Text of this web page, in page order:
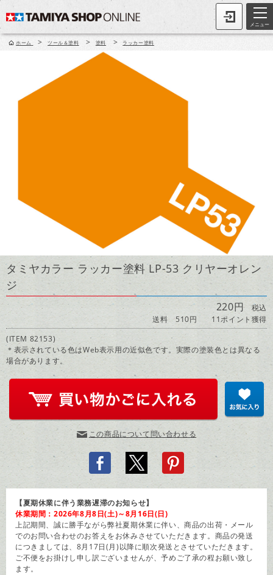
メニュー
ホーム > ツール＆塗料 > 塗料 > ラッカー塗料
タミヤカラー ラッカー塗料 LP-53 クリヤーオレン
ジ
220円税込
送料 510円
11ポイント獲得
(ITEM 82153)
＊表示されている色はWeb表示用の近似色です。実際の塗装色とは異なる
場合があります。
この商品について問い合わせる
【夏期休業に伴う業務遅滞のお知らせ】
休業期間：2026年8月8日(土)～8月16日(日)
上記期間、誠に勝手ながら弊社夏期休業に伴い、商品の出荷・メール
でのお問い合わせのお答えをお休みさせていただきます。商品の発送
につきましては、8月17日(月)以降に順次発送とさせていただきます。
ご不便をお掛けし申し訳ございませんが、予めご了承の程お願い致し
ます。